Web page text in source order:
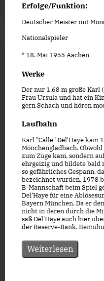
Erfolge/Funktion:
Deutscher Meister mit
Nationalspieler
* 18. Mai 1955 Aachen
Werke
Der nur 1,68 m große Karl
Frau Ursula und hat ein
gern Schach und hören
Laufbahn
Karl "Calle" Del'Haye kam
Mönchengladbach.
zum Zuge kam, sondern
ehrgeizig und bildete bald
so gefährliches Gespann,
bezeichnet wurden. 1978
B-Mannschaft beim Spiel
Del'Haye für eine
Bayern München. Da er
nicht in deren durch die
saß Del'Haye auch hier
der Reserve-Bank.
Weiterlesen